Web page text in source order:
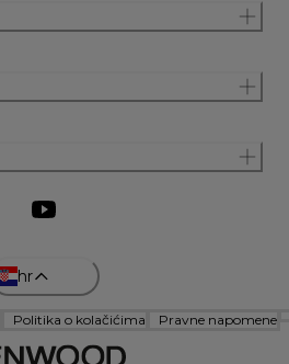
hr
Politika o kolačićima Pravne napomene